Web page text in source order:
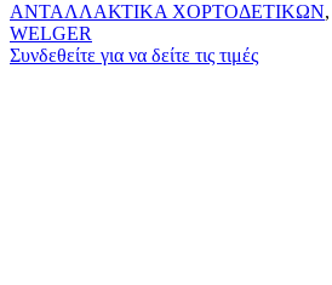
ΑΝΤΑΛΛΑΚΤΙΚΑ ΧΟΡΤΟΔΕΤΙΚΩΝ,
WELGER
Συνδεθείτε για να δείτε τις τιμές